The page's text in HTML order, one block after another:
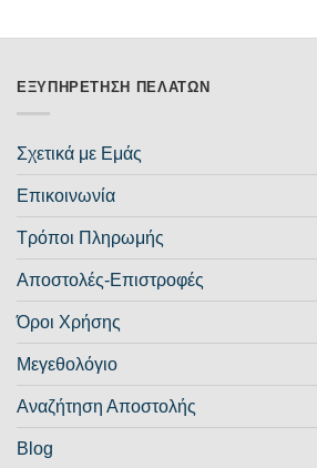
ΕΞΥΠΗΡΈΤΗΣΗ ΠΕΛΑΤΏΝ
Σχετικά με Εμάς
Επικοινωνία
Τρόποι Πληρωμής
Αποστολές-Επιστροφές
Όροι Χρήσης
Μεγεθολόγιο
Αναζήτηση Αποστολής
Blog